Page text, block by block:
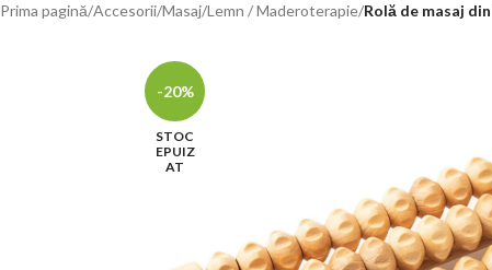
Prima pagină/Accesorii/Masaj/Lemn / Maderoterapie/Rolă de masaj
-20%
STOC
EPUIZ
AT